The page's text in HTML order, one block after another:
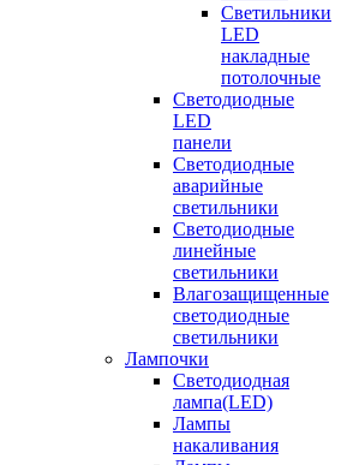
Светильники
LED
накладные
потолочные
Светодиодные
LED
панели
Светодиодные
аварийные
светильники
Светодиодные
линейные
светильники
Влагозащищенные
светодиодные
светильники
Лампочки
Светодиодная
лампа(LED)
Лампы
накаливания